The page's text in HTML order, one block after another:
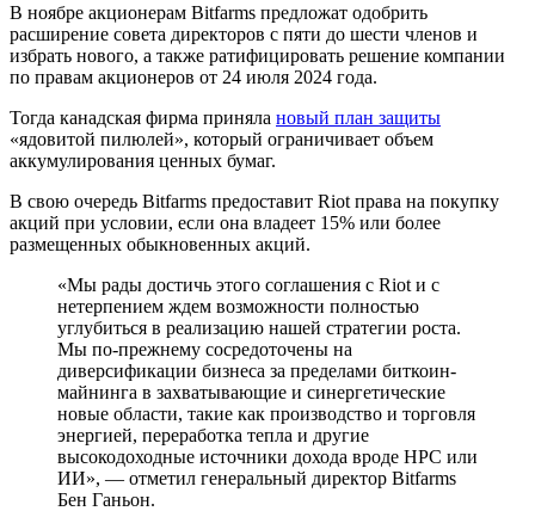
В ноябре акционерам Bitfarms предложат одобрить
расширение совета директоров с пяти до шести членов и
избрать нового, а также ратифицировать решение компании
по правам акционеров от 24 июля 2024 года.
Тогда канадская фирма приняла новый план защиты
«ядовитой пилюлей», который ограничивает объем
аккумулирования ценных бумаг.
В свою очередь Bitfarms предоставит Riot права на покупку
акций при условии, если она владеет 15% или более
размещенных обыкновенных акций.
«Мы рады достичь этого соглашения с Riot и с
нетерпением ждем возможности полностью
углубиться в реализацию нашей стратегии роста.
Мы по-прежнему сосредоточены на
диверсификации бизнеса за пределами биткоин-
майнинга в захватывающие и синергетические
новые области, такие как производство и торговля
энергией, переработка тепла и другие
высокодоходные источники дохода вроде HPC или
ИИ», — отметил генеральный директор Bitfarms
Бен Ганьон.